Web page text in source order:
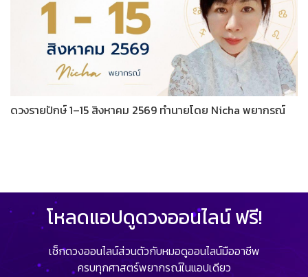
ดวงรายปักษ์ 1–15 สิงหาคม 2569 ทำนายโดย Nicha พยากรณ์
โหลดแอปดูดวงออนไลน์ ฟรี!
เช็กดวงออนไลน์ส่วนตัวกับหมอดูออนไลน์มืออาชีพ
ครบทุกศาสตร์พยากรณ์ในแอปเดียว